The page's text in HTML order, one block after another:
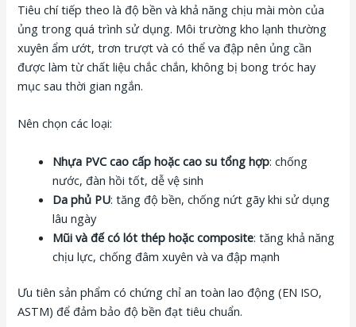
Tiêu chí tiếp theo là độ bền và khả năng chịu mài mòn của
ủng trong quá trình sử dụng. Môi trường kho lạnh thường
xuyên ẩm ướt, trơn trượt và có thể va đập nên ủng cần
được làm từ chất liệu chắc chắn, không bị bong tróc hay
mục sau thời gian ngắn.
Nên chọn các loại:
Nhựa PVC cao cấp hoặc cao su tổng hợp: chống
nước, đàn hồi tốt, dễ vệ sinh
Da phủ PU: tăng độ bền, chống nứt gãy khi sử dụng
lâu ngày
Mũi và đế có lót thép hoặc composite: tăng khả năng
chịu lực, chống đâm xuyên và va đập mạnh
Ưu tiên sản phẩm có chứng chỉ an toàn lao động (EN ISO,
ASTM) để đảm bảo độ bền đạt tiêu chuẩn.